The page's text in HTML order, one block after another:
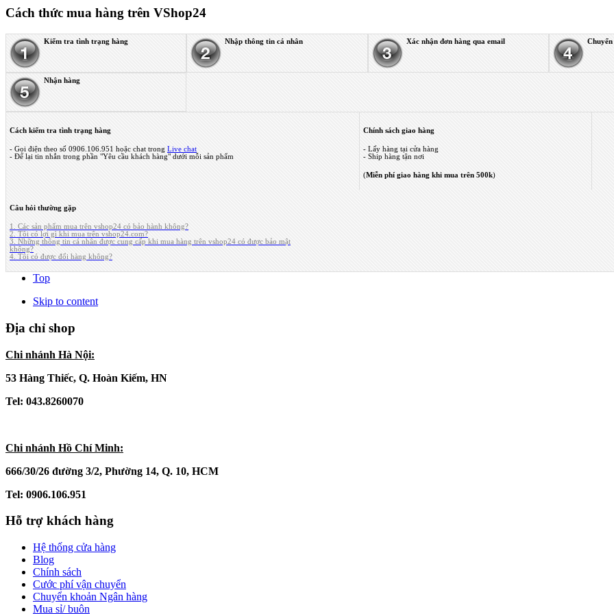
Cách thức mua hàng trên VShop24
Kiểm tra tình trạng hàng Nhập thông tin cá nhân Xác nhận đơn hàng qua email
Nhận hàng
Cách kiểm tra tình trạng hàng
- Gọi điện theo số 0906.106.951 hoặc chat trong Live chat
- Để lại tin nhắn trong phần "Yêu cầu khách hàng" dưới mỗi sản phẩm
Chính sách giao hàng
- Lấy hàng tại cửa hàng
- Ship hàng tận nơi
(Miễn phí giao hàng khi mua trên 500k)
Câu hỏi thường gặp
1. Các sản phẩm mua trên vshop24 có bảo hành không?
2. Tôi có lợi gì khi mua trên vshop24.com?
3. Những thông tin cá nhân được cung cấp khi mua hàng trên vshop24 có được bảo mật
không?
4. Tôi có được đổi hàng không?
Top
Skip to content
Địa chỉ shop
Chi nhánh Hà Nội:
53 Hàng Thiếc, Q. Hoàn Kiếm, HN
Tel: 043.8260070
Chi nhánh Hồ Chí Minh:
666/30/26 đường 3/2, Phường 14, Q. 10, HCM
Tel: 0906.106.951
Hỗ trợ khách hàng
Hệ thống cửa hàng
Blog
Chính sách
Cước phí vận chuyển
Chuyển khoản Ngân hàng
Mua sỉ/ buôn